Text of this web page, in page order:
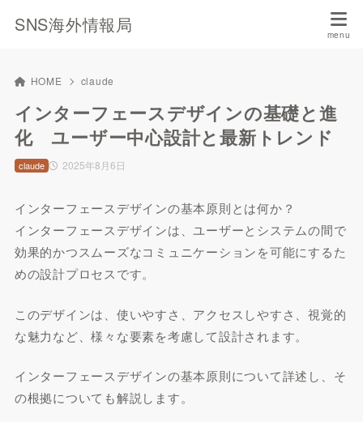
SNS海外情報局
HOME claude
インターフェースデザインの基礎と進
化 ユーザー中心設計と最新トレンド
2025年8月6日
claude
インターフェースデザインの基本原則とは何か？
インターフェースデザインは、ユーザーとシステムの間で
効果的かつスムーズなコミュニケーションを可能にするた
めの設計プロセスです。
このデザインは、使いやすさ、アクセスしやすさ、視覚的
な魅力など、様々な要素を考慮して設計されます。
インターフェースデザインの基本原則について詳述し、そ
の根拠についても解説します。